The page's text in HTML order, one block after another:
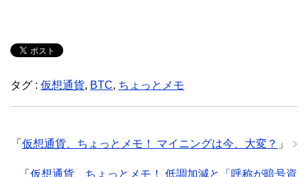
タグ : 仮想通貨, BTC, ちょっとメモ
「 仮想通貨、ちょっとメモ！ マイニングは今、大変？ 」
「 仮想通貨、ちょっとメモ！ 低調加減と「呼称が暗号資